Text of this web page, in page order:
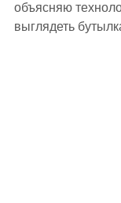
объясняю
выглядеть